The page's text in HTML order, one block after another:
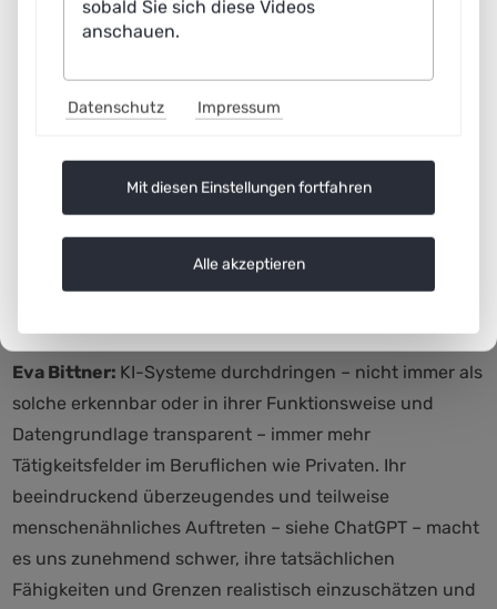
genau die Arbeitsteilung und Übergaben zwischen
Vertrauen, Privatheit und Datenschutz und
werden?
Eva Bittner: KI-Systeme durchdringen – nicht immer als
solche erkennbar oder in ihrer Funktionsweise und
Datengrundlage transparent – immer mehr
Tätigkeitsfelder im Beruflichen wie Privaten. Ihr
beeindruckend überzeugendes und teilweise
menschenähnliches Auftreten – siehe ChatGPT – macht
es uns zunehmend schwer, ihre tatsächlichen
Fähigkeiten und Grenzen realistisch einzuschätzen und
sobald Sie sich diese Videos
anschauen.
Datenschutz Impressum
Mit diesen Einstellungen fortfahren
Alle akzeptieren